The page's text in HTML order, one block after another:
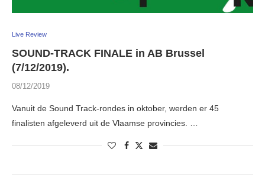
Live Review
SOUND-TRACK FINALE in AB Brussel
(7/12/2019).
08/12/2019
Vanuit de Sound Track-rondes in oktober, werden er 45
finalisten afgeleverd uit de Vlaamse provincies. …